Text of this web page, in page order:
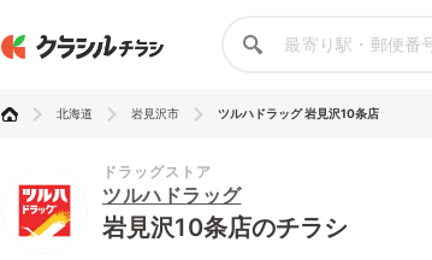
北海道 岩見沢市 ツルハドラッグ 岩見沢10条店
ドラッグストア
ツルハドラッグ
岩見沢10条店のチラシ